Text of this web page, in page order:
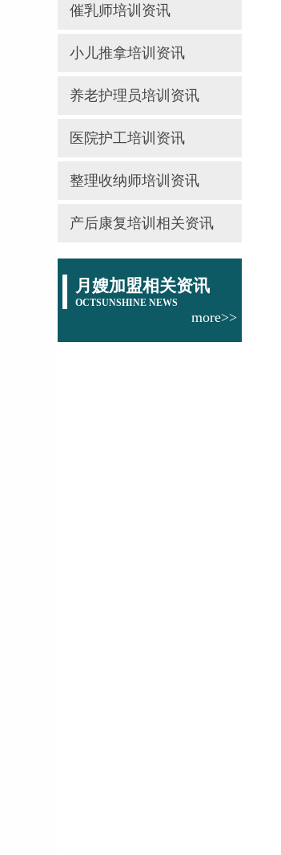
催乳师培训资讯
小儿推拿培训资讯
养老护理员培训资讯
医院护工培训资讯
整理收纳师培训资讯
产后康复培训相关资讯
月嫂加盟相关资讯
OCTSUNSHINE NEWS
more>>